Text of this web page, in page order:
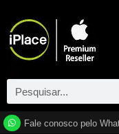
Fale conosco pelo